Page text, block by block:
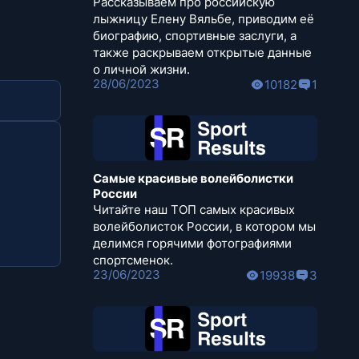
лыжницу Елену Вяльбе, приводим её
биографию, спортивные заслуги, а
также раскрываем открытые данные
о личной жизни.
28/06/2023
10182 1
Самые красивые волейболистки
России
Читайте наш ТОП самых красивых
волейболисток России, в котором мы
делимся горячими фотографиями
спортсменок.
23/06/2023
19938 3